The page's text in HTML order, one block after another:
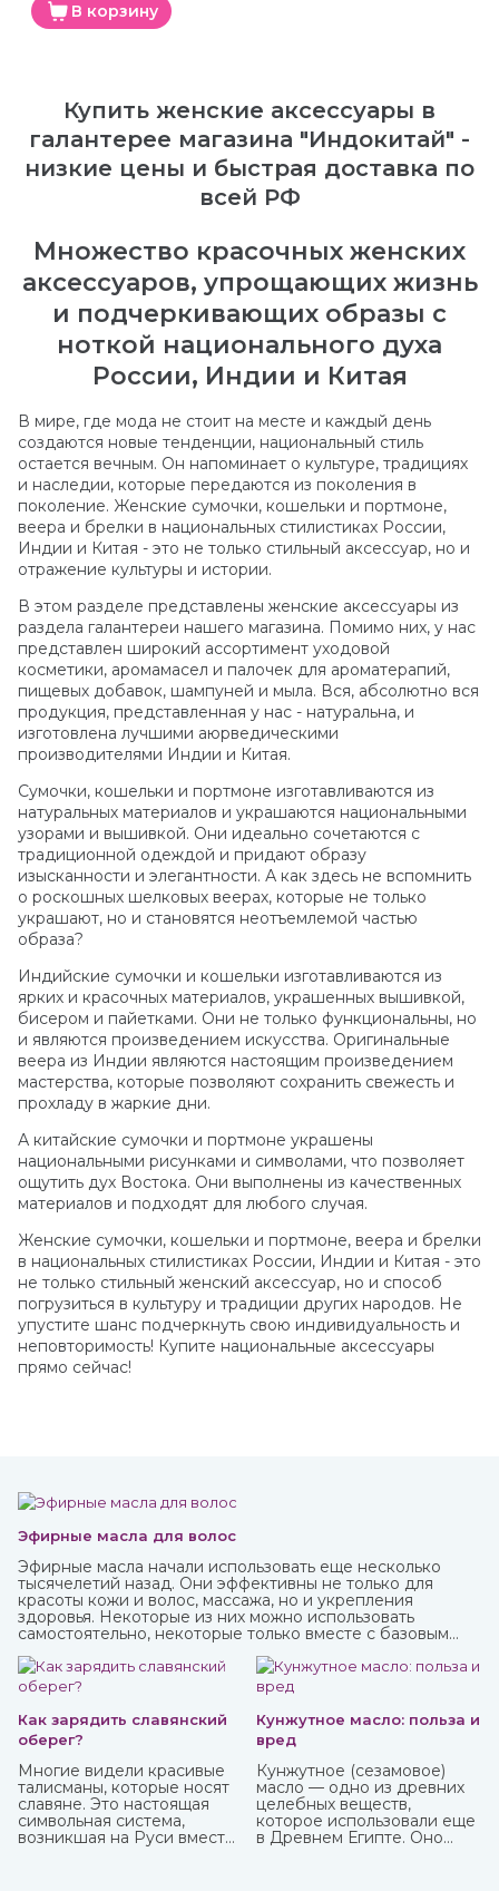
В корзину
Купить женские аксессуары в
галантерее магазина "Индокитай" -
низкие цены и быстрая доставка по
всей РФ
Множество красочных женских
аксессуаров, упрощающих жизнь
и подчеркивающих образы с
ноткой национального духа
России, Индии и Китая
В мире, где мода не стоит на месте и каждый день
создаются новые тенденции, национальный стиль
остается вечным. Он напоминает о культуре, традициях
и наследии, которые передаются из поколения в
поколение. Женские сумочки, кошельки и портмоне,
веера и брелки в национальных стилистиках России,
Индии и Китая - это не только стильный аксессуар, но и
отражение культуры и истории.
В этом разделе представлены женские аксессуары из
раздела галантереи нашего магазина. Помимо них, у нас
представлен широкий ассортимент уходовой
косметики, аромамасел и палочек для ароматерапий,
пищевых добавок, шампуней и мыла. Вся, абсолютно вся
продукция, представленная у нас - натуральна, и
изготовлена лучшими аюрведическими
производителями Индии и Китая.
Сумочки, кошельки и портмоне изготавливаются из
натуральных материалов и украшаются национальными
узорами и вышивкой. Они идеально сочетаются с
традиционной одеждой и придают образу
изысканности и элегантности. А как здесь не вспомнить
о роскошных шелковых веерах, которые не только
украшают, но и становятся неотъемлемой частью
образа?
Индийские сумочки и кошельки изготавливаются из
ярких и красочных материалов, украшенных вышивкой,
бисером и пайетками. Они не только функциональны, но
и являются произведением искусства. Оригинальные
веера из Индии являются настоящим произведением
мастерства, которые позволяют сохранить свежесть и
прохладу в жаркие дни.
А китайские сумочки и портмоне украшены
национальными рисунками и символами, что позволяет
ощутить дух Востока. Они выполнены из качественных
материалов и подходят для любого случая.
Женские сумочки, кошельки и портмоне, веера и брелки
в национальных стилистиках России, Индии и Китая - это
не только стильный женский аксессуар, но и способ
погрузиться в культуру и традиции других народов. Не
упустите шанс подчеркнуть свою индивидуальность и
неповторимость! Купите национальные аксессуары
прямо сейчас!
Эфирные масла для волос
Эфирные масла начали использовать еще несколько
тысячелетий назад. Они эффективны не только для
красоты кожи и волос, массажа, но и укрепления
здоровья. Некоторые из них можно использовать
самостоятельно, некоторые только вместе с базовым
любые эфирные масла в интернет-магазине ИндоКитай.
Как зарядить славянский
оберег?
Многие видели красивые
талисманы, которые носят
славяне. Это настоящая
символьная система,
возникшая на Руси вместе
Кунжутное масло: польза и
вред
Кунжутное (сезамовое)
масло — одно из древних
целебных веществ,
которое использовали еще
в Древнем Египте. Оно